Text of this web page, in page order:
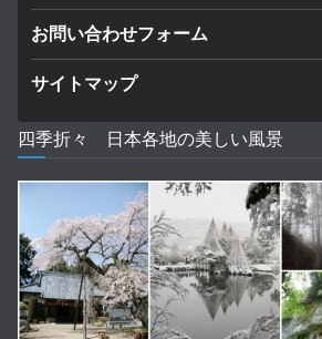
お問い合わせフォーム
サイトマップ
四季折々 日本各地の美しい風景